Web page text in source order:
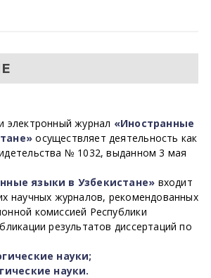
электронный журнал «Иностранные
осуществляет деятельность как
№ 1032, выданном 3 мая
языки в Узбекистане» входит
научных журналов, рекомендованных
комиссией Республики
результатов диссертаций по
науки;
науки.